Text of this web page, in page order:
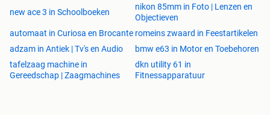
new ace 3 in Schoolboeken
nikon 85mm in Foto | Lenzen en
Objectieven
automaat in Curiosa en Brocante romeins zwaard in Feestartikelen
adzam in Antiek | Tv's en Audio
bmw e63 in Motor en Toebehoren
tafelzaag machine in
Gereedschap | Zaagmachines
dkn utility 61 in
Fitnessapparatuur